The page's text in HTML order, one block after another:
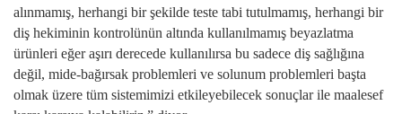
alınmamış, herhangi bir şekilde teste tabi tutulmamış, herhangi bir
diş hekiminin kontrolünün altında kullanılmamış beyazlatma
ürünleri eğer aşırı derecede kullanılırsa bu sadece diş sağlığına
değil, mide-bağırsak problemleri ve solunum problemleri başta
olmak üzere tüm sistemimizi etkileyebilecek sonuçlar ile maalesef